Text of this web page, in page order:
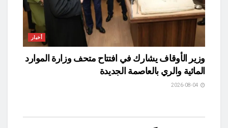
أخبار
وزير الأوقاف يشارك في افتتاح متحف وزارة الموارد
المائية والري بالعاصمة الجديدة